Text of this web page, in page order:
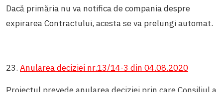
Dacă primăria nu va notifica de compania despre
expirarea Contractului, acesta se va prelungi automat.
23. Anularea deciziei nr.13/14-3 din 04.08.2020